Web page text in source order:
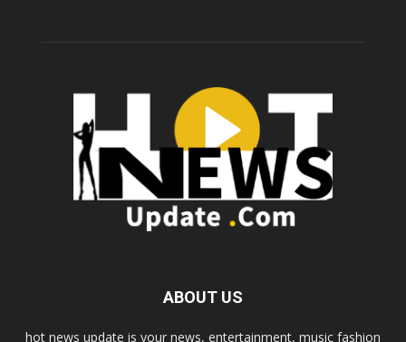
ABOUT US
hot news update is your news, entertainment, music fashion